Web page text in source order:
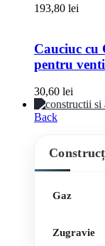
193,80 lei
Cauciuc cu
pentru
30,60 lei
Back
Gaz
Zugravie